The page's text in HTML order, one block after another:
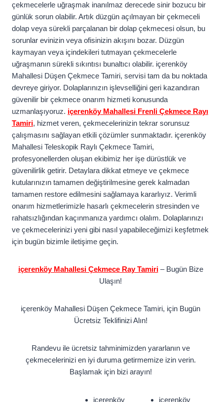
çekmecelerle uğraşmak inanılmaz derecede sinir bozucu bir
günlük sorun olabilir. Artık düzgün açılmayan bir çekmeceli
dolap veya sürekli parçalanan bir dolap çekmecesi olsun, bu
sorunlar evinizin veya ofisinizin akışını bozar. Düzgün
kaymayan veya içindekileri tutmayan çekmecelerle
uğraşmanın sürekli sıkıntısı bunaltıcı olabilir. içerenköy
Mahallesi Düşen Çekmece Tamiri, servisi tam da bu noktada
devreye giriyor. Dolaplarınızın işlevselliğini geri kazandıran
güvenilir bir çekmece onarım hizmeti konusunda
uzmanlaşıyoruz. içerenköy Mahallesi Frenli Çekmece Rayı
Tamiri, hizmet veren, çekmecelerinizin tekrar sorunsuz
çalışmasını sağlayan etkili çözümler sunmaktadır. içerenköy
Mahallesi Teleskopik Raylı Çekmece Tamiri,
profesyonellerden oluşan ekibimiz her işe dürüstlük ve
güvenilirlik getirir. Detaylara dikkat etmeye ve çekmece
kutularınızın tamamen değiştirilmesine gerek kalmadan
tamamen restore edilmesini sağlamaya kararlıyız. Verimli
onarım hizmetlerimizle hasarlı çekmecelerin stresinden ve
rahatsızlığından kaçınmanıza yardımcı olalım. Dolaplarınızı
ve çekmecelerinizi yeni gibi nasıl yapabileceğimizi keşfetmek
için bugün bizimle iletişime geçin.
içerenköy Mahallesi Çekmece Ray Tamiri– Bugün Bize
Ulaşın!
içerenköy Mahallesi Düşen Çekmece Tamiri, için Bugün
Ücretsiz Teklifinizi Alın!
Randevu ile ücretsiz tahminimizden yararlanın ve
çekmecelerinizi en iyi duruma getirmemize izin verin.
Başlamak için bizi arayın!
içerenköy
içerenköy